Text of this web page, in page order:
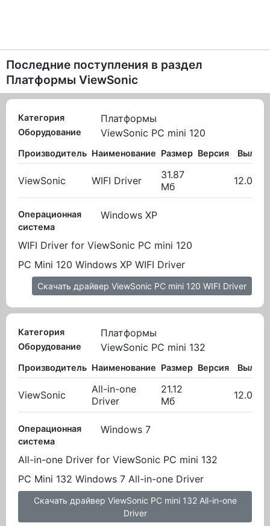
Последние поступления в раздел
Платформы ViewSonic
Категория Платформы
Оборудование ViewSonic PC mini 120
Производитель Наименование Размер Версия
ViewSonic WIFI Driver
31.87
Мб
Операционная
система
Windows XP
WIFI Driver for ViewSonic PC mini 120
PC Mini 120 Windows XP WIFI Driver
Скачать драйвер ViewSonic PC mini 120 WIFI Driver
Категория Платформы
Оборудование ViewSonic PC mini 132
Производитель Наименование Размер Версия
ViewSonic
All-in-one
Driver
21.12
Мб
Операционная
система
Windows 7
All-in-one Driver for ViewSonic PC mini 132
PC Mini 132 Windows 7 All-in-one Driver
Скачать драйвер ViewSonic PC mini 132 All-in-one
Driver